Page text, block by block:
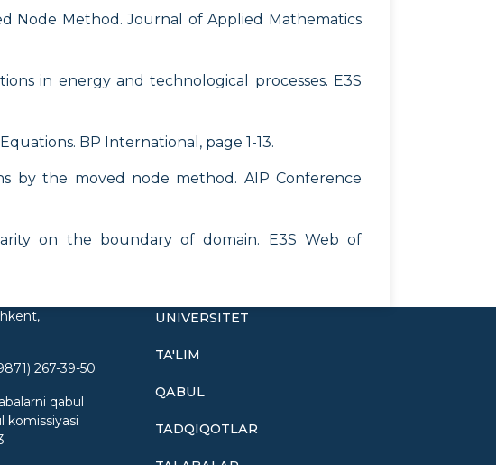
Node Method. Journal of Applied Mathematics
in energy and technological processes. E3S
BP International, page 1-13.
by the moved node method. AIP Conference
on the boundary of domain. E3S Web of
267-39-50
qabul
komissiyasi
UNIVERSITET
TA'LIM
QABUL
TADQIQOTLAR